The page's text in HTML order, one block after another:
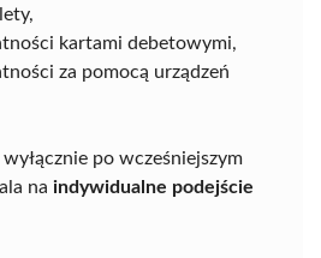
kartami debetowymi,
za pomocą urządzeń
po wcześniejszym
na indywidualne podejście